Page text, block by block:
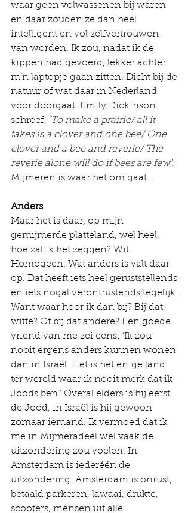
waar geen volwassenen bij waren
en daar zouden ze dan heel
intelligent en vol zelfvertrouwen
van worden. Ik zou, nadat ik de
kippen had gevoerd, lekker achter
m’n laptopje gaan zitten. Dicht bij de
natuur of wat daar in Nederland
voor doorgaat. Emily Dickinson
schreef: ‘To make a prairie/ all it
takes is a clover and one bee/ One
clover and a bee and reverie/ The
reverie alone will do if bees are few’.
Mijmeren is waar het om gaat.
Anders
Maar het is daar, op mijn
gemijmerde platteland, wel heel,
hoe zal ik het zeggen? Wit.
Homogeen. Wat anders is valt daar
op. Dat heeft iets heel geruststellends
en iets nogal verontrustends tegelijk.
Want waar hoor ik dan bij? Bij dat
witte? Of bij dat andere? Een goede
vriend van me zei eens: ‘Ik zou
nooit ergens anders kunnen wonen
dan in Israël. Het is het enige land
ter wereld waar ik nooit merk dat ik
Joods ben.’ Overal elders is hij eerst
de Jood, in Israël is hij gewoon
zomaar iemand. Ik vermoed dat ik
me in Mijmeradeel wel vaak de
uitzondering zou voelen. In
Amsterdam is iederéén de
uitzondering. Amsterdam is onrust,
betaald parkeren, lawaai, drukte,
scooters, mensen uit alle